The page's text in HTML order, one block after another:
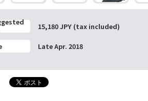
15,180 JPY (tax included)
Late Apr. 2018